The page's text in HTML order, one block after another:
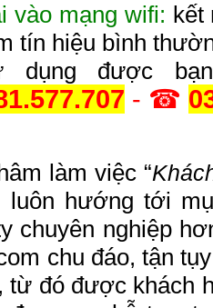
vào mạng wifi: kết
tín hiệu bình
dụng được
577.707 - ☎
làm việc “
luôn hướng tới
chuyên nghiệp
chu đáo, tận
từ đó được khách